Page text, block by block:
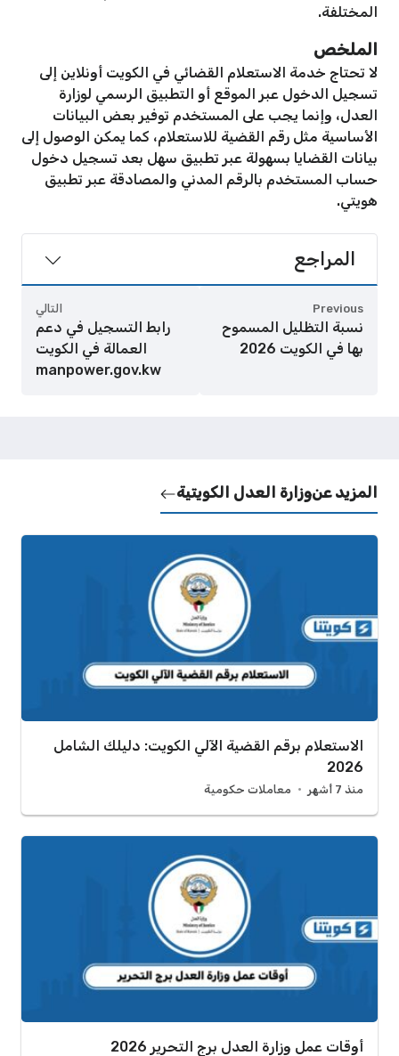
المختلفة.
الملخص
لا تحتاج خدمة الاستعلام القضائي في الكويت أونلاين إلى
تسجيل الدخول عبر الموقع أو التطبيق الرسمي لوزارة
العدل، وإنما يجب على المستخدم توفير بعض البيانات
الأساسية مثل رقم القضية للاستعلام، كما يمكن الوصول إلى
بيانات القضايا بسهولة عبر تطبيق سهل بعد تسجيل دخول
حساب المستخدم بالرقم المدني والمصادقة عبر تطبيق
هويتي.
المراجع
Previous
نسبة التظليل المسموح
بها في الكويت 2026
التالي
رابط التسجيل في دعم
العمالة في الكويت
manpower.gov.kw
المزيد عنوزارة العدل الكويتية
الاستعلام برقم القضية الآلي الكويت: دليلك الشامل
2026
منذ 7 أشهر معاملات حكومية
أوقات عمل وزارة العدل برج التحرير 2026